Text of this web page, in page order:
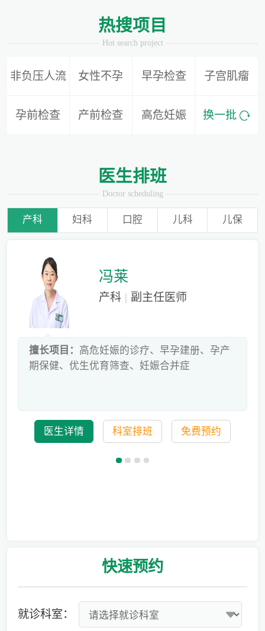
专家:男性更要注意备孕，建议准备3-6个月时间
热搜项目
Hot search project
非负压人流 女性不孕 早孕检查 子宫肌瘤
孕前检查 产前检查 高危妊娠 换一批
医生排班
Doctor scheduling
产科 妇科 口腔 儿科 儿保
冯莱
产科 | 副主任医师
擅长项目： 高危妊娠的诊疗、早孕建册、孕产
期保健、优生优育筛查、妊娠合并症
医生详情 科室排班 免费预约
快速预约
就诊科室：